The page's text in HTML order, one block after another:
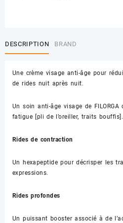
DESCRIPTION BRAND
Une crème visage anti-âge pour
de rides nuit après nuit.
Un soin anti-âge visage de
fatigue [pli de l’oreiller, traits bouffis].
Rides de contraction
Un hexapeptide pour décrisper les
expressions.
Rides profondes
Un puissant booster associé à de